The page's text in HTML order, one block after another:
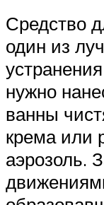
Средство
один из
нужно
ванны
крема или
аэрозоль.